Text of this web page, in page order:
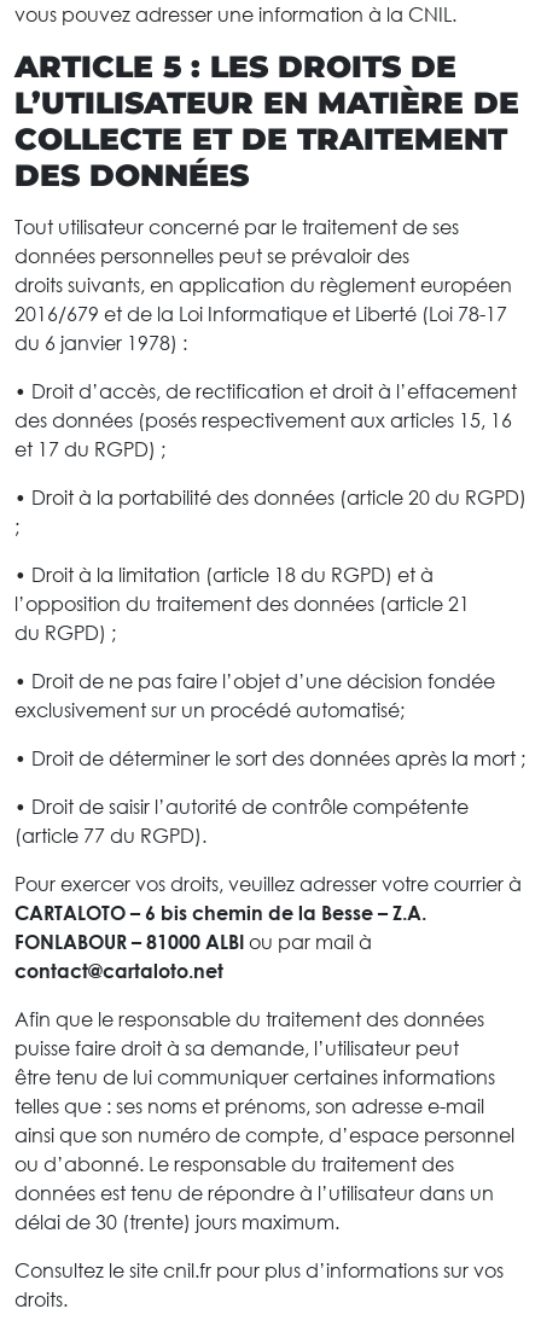
vous pouvez adresser une information à la CNIL.
ARTICLE 5 : LES DROITS DE
L’UTILISATEUR EN MATIÈRE DE
COLLECTE ET DE TRAITEMENT
DES DONNÉES
Tout utilisateur concerné par le traitement de ses
données personnelles peut se prévaloir des
droits suivants, en application du règlement européen
2016/679 et de la Loi Informatique et Liberté (Loi 78-17
du 6 janvier 1978) :
• Droit d’accès, de rectification et droit à l’effacement
des données (posés respectivement aux articles 15, 16
et 17 du RGPD) ;
• Droit à la portabilité des données (article 20 du RGPD)
;
• Droit à la limitation (article 18 du RGPD) et à
l’opposition du traitement des données (article 21
du RGPD) ;
• Droit de ne pas faire l’objet d’une décision fondée
exclusivement sur un procédé automatisé;
• Droit de déterminer le sort des données après la mort ;
• Droit de saisir l’autorité de contrôle compétente
(article 77 du RGPD).
Pour exercer vos droits, veuillez adresser votre courrier à
CARTALOTO – 6 bis chemin de la Besse – Z.A.
FONLABOUR – 81000 ALBI ou par mail à
contact@cartaloto.net
Afin que le responsable du traitement des données
puisse faire droit à sa demande, l’utilisateur peut
être tenu de lui communiquer certaines informations
telles que : ses noms et prénoms, son adresse e-mail
ainsi que son numéro de compte, d’espace personnel
ou d’abonné. Le responsable du traitement des
données est tenu de répondre à l’utilisateur dans un
délai de 30 (trente) jours maximum.
Consultez le site cnil.fr pour plus d’informations sur vos
droits.